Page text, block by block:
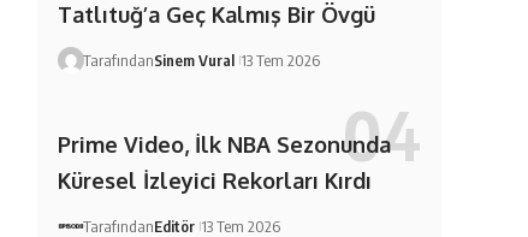
Tatlıtuğ’a Geç Kalmış Bir Övgü
TarafındanSinem Vural 13 Tem 2026
Prime Video, İlk NBA Sezonunda
Küresel İzleyici Rekorları Kırdı
TarafındanEditör 13 Tem 2026